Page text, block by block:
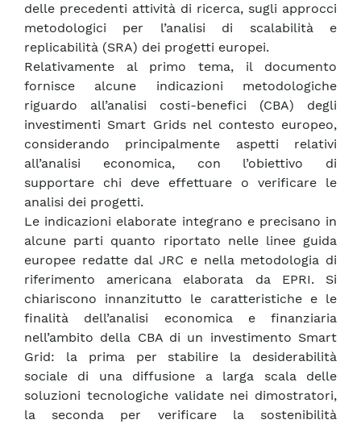
delle precedenti attività di ricerca, sugli approcci
metodologici per l’analisi di scalabilità e
replicabilità (SRA) dei progetti europei.
Relativamente al primo tema, il documento
fornisce alcune indicazioni metodologiche
riguardo all’analisi costi-benefici (CBA) degli
investimenti Smart Grids nel contesto europeo,
considerando principalmente aspetti relativi
all’analisi economica, con l’obiettivo di
supportare chi deve effettuare o verificare le
analisi dei progetti.
Le indicazioni elaborate integrano e precisano in
alcune parti quanto riportato nelle linee guida
europee redatte dal JRC e nella metodologia di
riferimento americana elaborata da EPRI. Si
chiariscono innanzitutto le caratteristiche e le
finalità dell’analisi economica e finanziaria
nell’ambito della CBA di un investimento Smart
Grid: la prima per stabilire la desiderabilità
sociale di una diffusione a larga scala delle
soluzioni tecnologiche validate nei dimostratori,
la seconda per verificare la sostenibilità